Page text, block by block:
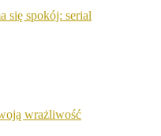
się spokój: serial
wrażliwość